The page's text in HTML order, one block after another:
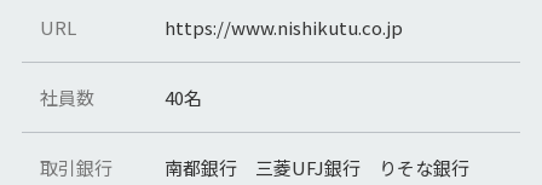
URL https://www.nishikutu.co.jp
社員数 40名
取引銀行
南都銀行 三菱UFJ銀行 りそな銀行